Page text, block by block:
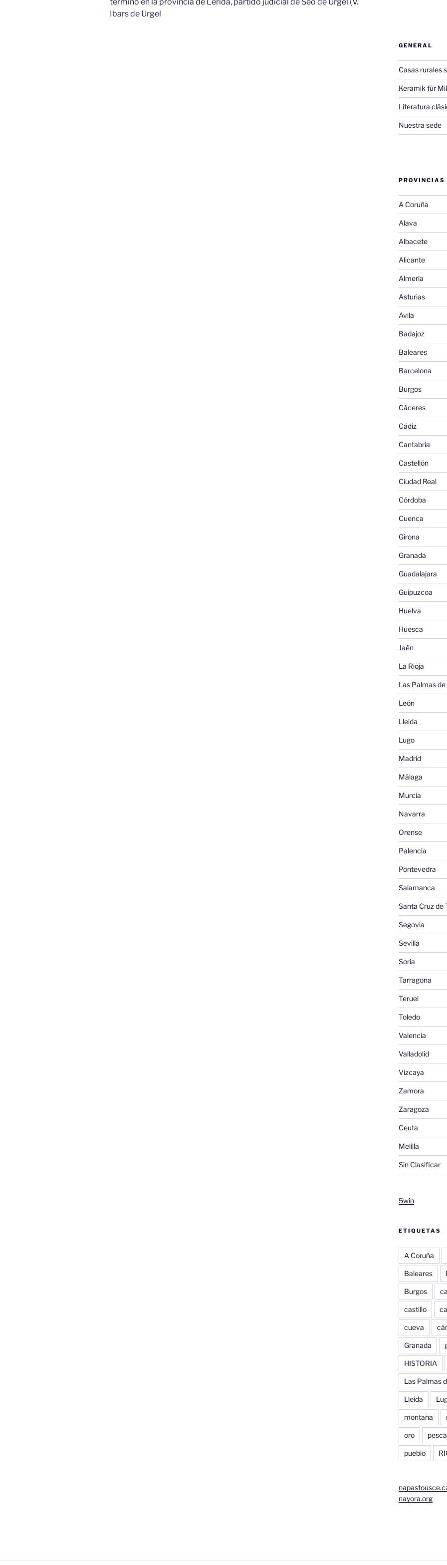
Ibars de Urgel
GENERAL
Casas rurales
Keramik für
Literatura
Nuestra sede
PROVINCIAS
A Coruña
Alava
Albacete
Alicante
Almería
Asturias
Avila
Badajoz
Baleares
Barcelona
Burgos
Cáceres
Cádiz
Cantabria
Castellón
Ciudad Real
Córdoba
Cuenca
Girona
Granada
Guadalajara
Guipuzcoa
Huelva
Huesca
Jaén
La Rioja
Las Palmas
León
Lleida
Lugo
Madrid
Málaga
Murcia
Navarra
Orense
Palencia
Pontevedra
Salamanca
Santa Cruz de
Segovia
Sevilla
Soria
Tarragona
Teruel
Toledo
Valencia
Valladolid
Vizcaya
Zamora
Zaragoza
Ceuta
Melilla
Sin Clasificar
5win
ETIQUETAS
A Coruña
Baleares
Burgos
castillo
cueva
Granada
HISTORIA
Las Palmas
Lleida
montaña
oro pesca
pueblo
nayora.org